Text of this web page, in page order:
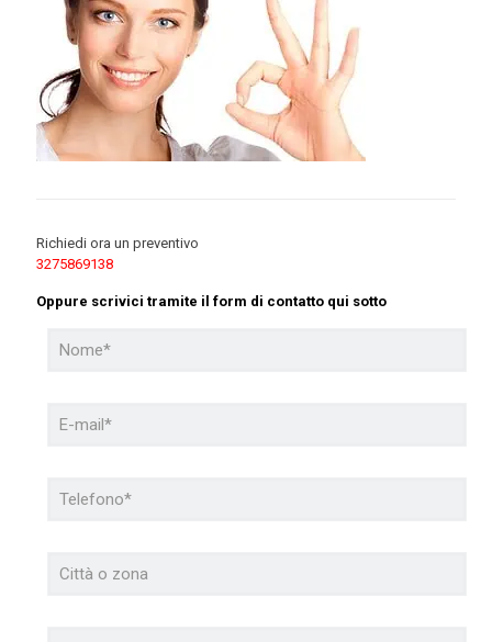
Richiedi ora un preventivo
3275869138
Oppure scrivici tramite il form di contatto qui sotto